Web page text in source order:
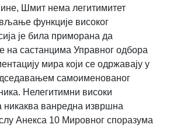
Шмит нема легитимитет
функције високог
је била приморана да
на састанцима Управног одбора
мира који се одржавају у
самоименованог
Нелегитимни високи
никаква ванредна извршна
Анекса 10 Мировног споразума